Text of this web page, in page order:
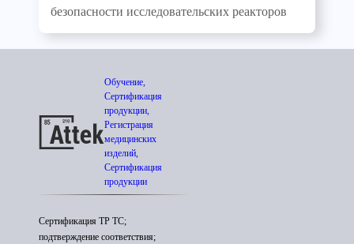
безопасности исследовательских реакторов
Обучение,
Сертификация
продукции,
Регистрация
медицинских
изделий,
Сертификация
продукции
Сертификация ТР ТС;
подтверждение соответствия;